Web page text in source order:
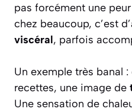
pas forcément une
chez beaucoup, c’est
viscéral, parfois
Un exemple très banal
recettes, une image de
Une sensation de